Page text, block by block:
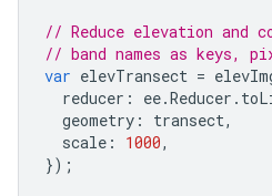
// Reduce elevation and
// band names as keys,
var elevTransect =
reducer : ee.Reducer .
geometry : transect,
scale : 1000,
});